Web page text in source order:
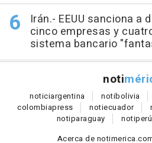
Irán.- EEUU sanciona a
cinco empresas y
sistema bancario
noti
noticiargentina notibolivia
colombiapress notiecuador
notiparaguay notiperú
Acerca de